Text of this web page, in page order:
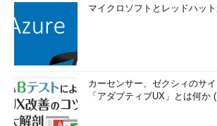
マイクロソフトとレッドハッ
カーセンサー、ゼクシィのサ
「アダプティブUX」とは何か